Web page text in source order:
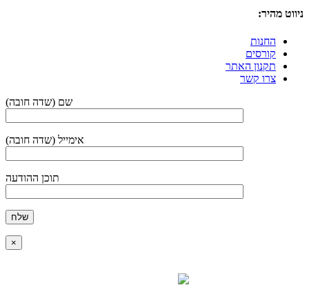
ניווט מהיר:
החנות
קורסים
תקנון האתר
צרו קשר
(שם (שדה חובה
(אימייל (שדה חובה
תוכן ההודעה
×